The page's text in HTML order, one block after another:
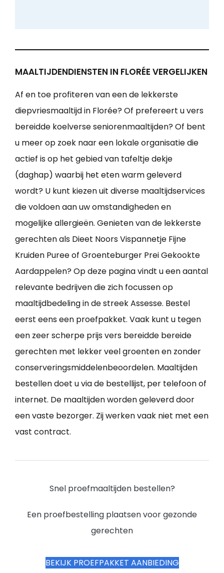
MAALTIJDENDIENSTEN IN FLORÉE VERGELIJKEN
Af en toe profiteren van een de lekkerste
diepvriesmaaltijd in Florée? Of prefereert u vers
bereidde koelverse seniorenmaaltijden? Of bent
u meer op zoek naar een lokale organisatie die
actief is op het gebied van tafeltje dekje
(daghap) waarbij het eten warm geleverd
wordt? U kunt kiezen uit diverse maaltijdservices
die voldoen aan uw omstandigheden en
mogelijke allergieën. Genieten van de lekkerste
gerechten als Dieet Noors Vispannetje Fijne
Kruiden Puree of Groenteburger Prei Gekookte
Aardappelen? Op deze pagina vindt u een aantal
relevante bedrijven die zich focussen op
maaltijdbedeling in de streek Assesse. Bestel
eerst eens een proefpakket. Vaak kunt u tegen
een zeer scherpe prijs vers bereidde bereide
gerechten met lekker veel groenten en zonder
conserveringsmiddelenbeoordelen. Maaltijden
bestellen doet u via de bestellijst, per telefoon of
internet. De maaltijden worden geleverd door
een vaste bezorger. Zij werken vaak niet met een
vast contract.
Snel proefmaaltijden bestellen?
Een proefbestelling plaatsen voor gezonde
gerechten
BEKIJK PROEFPAKKET AANBIEDING